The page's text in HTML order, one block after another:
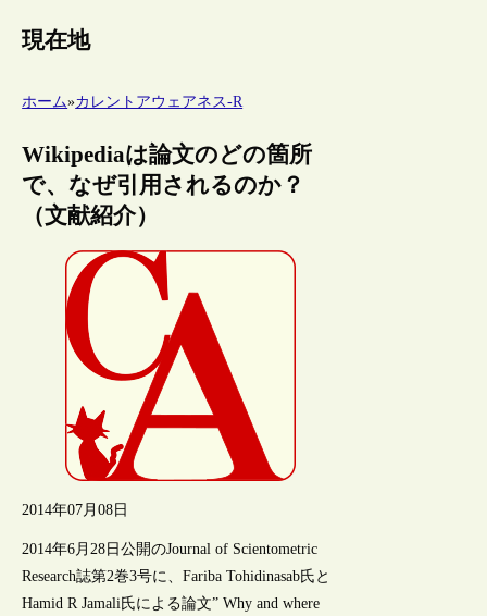
現在地
ホーム»カレントアウェアネス-R
Wikipediaは論文のどの箇所
で、なぜ引用されるのか？
（文献紹介）
2014年07月08日
2014年6月28日公開のJournal of Scientometric
Research誌第2巻3号に、Fariba Tohidinasab氏と
Hamid R Jamali氏による論文” Why and where